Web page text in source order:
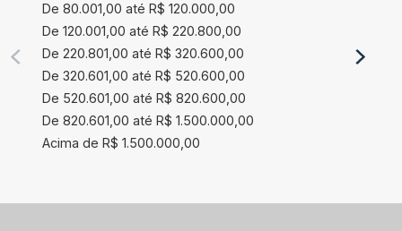
De 80.001,00 até R$ 120.000,00
De 120.001,00 até R$ 220.800,00
De 220.801,00 até R$ 320.600,00
De 320.601,00 até R$ 520.600,00
De 520.601,00 até R$ 820.600,00
De 820.601,00 até R$ 1.500.000,00
Acima de R$ 1.500.000,00